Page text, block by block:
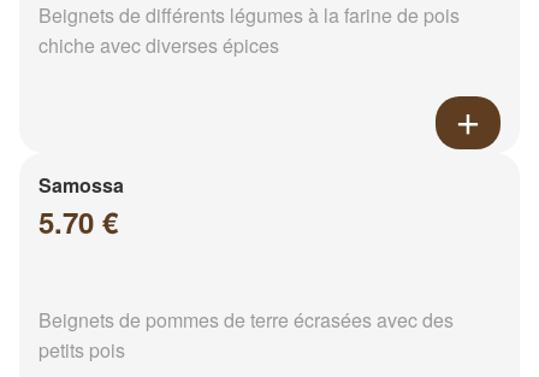
Beignets de différents légumes à la farine de pois
chiche avec diverses épices
Samossa
5.70 €
Beignets de pommes de terre écrasées avec des
petits pois